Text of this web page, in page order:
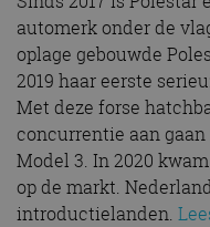
automerk onder de
oplage gebouwde
2019 haar eerste
Met deze forse
concurrentie aan
Model 3. In 2020
op de markt.
introductielanden.